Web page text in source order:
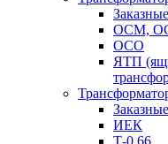
Заказные
ОСМ,
ОСО
ЯТП
Заказные
ИЕК
Т-0,66